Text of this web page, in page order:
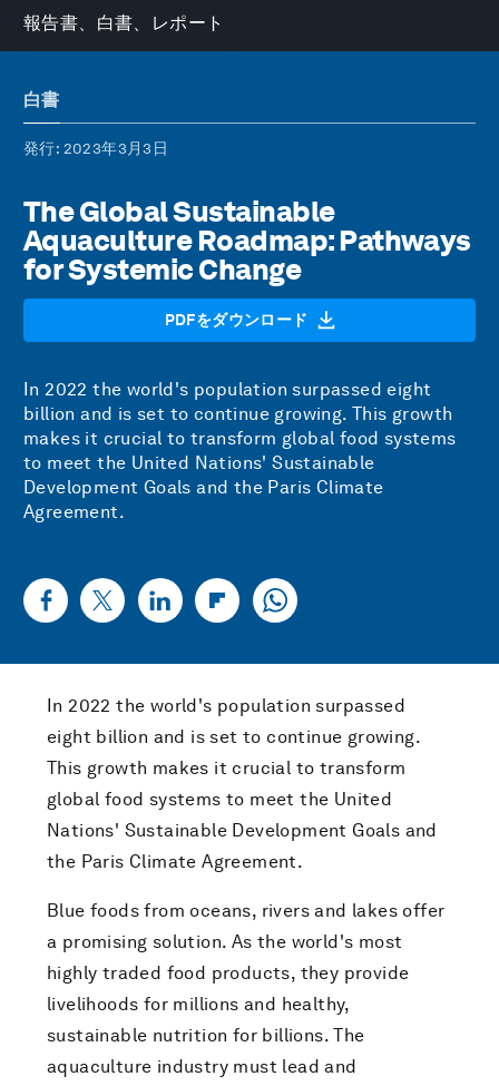
報告書、白書、レポート
白書
発行: 2023年3月3日
The Global Sustainable
Aquaculture Roadmap: Pathways
for Systemic Change
PDFをダウンロード
In 2022 the world's population surpassed eight
billion and is set to continue growing. This growth
makes it crucial to transform global food systems
to meet the United Nations' Sustainable
Development Goals and the Paris Climate
Agreement.
In 2022 the world's population surpassed
eight billion and is set to continue growing.
This growth makes it crucial to transform
global food systems to meet the United
Nations' Sustainable Development Goals and
the Paris Climate Agreement.
Blue foods from oceans, rivers and lakes offer
a promising solution. As the world's most
highly traded food products, they provide
livelihoods for millions and healthy,
sustainable nutrition for billions. The
aquaculture industry must lead and